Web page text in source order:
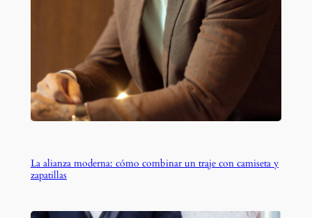
La alianza moderna: cómo combinar un traje con camiseta y
zapatillas